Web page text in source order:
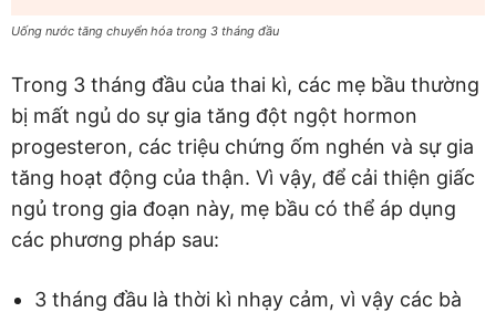
Uống nước tăng chuyển hóa trong 3 tháng đầu
Trong 3 tháng đầu của thai kì, các mẹ bầu thường
bị mất ngủ do sự gia tăng đột ngột hormon
progesteron, các triệu chứng ốm nghén và sự gia
tăng hoạt động của thận. Vì vậy, để cải thiện giấc
ngủ trong gia đoạn này, mẹ bầu có thể áp dụng
các phương pháp sau:
3 tháng đầu là thời kì nhạy cảm, vì vậy các bà